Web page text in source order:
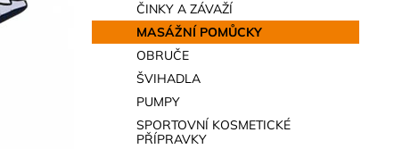
ČINKY A ZÁVAŽÍ
MASÁŽNÍ POMŮCKY
OBRUČE
ŠVIHADLA
PUMPY
SPORTOVNÍ KOSMETICKÉ
PŘÍPRAVKY